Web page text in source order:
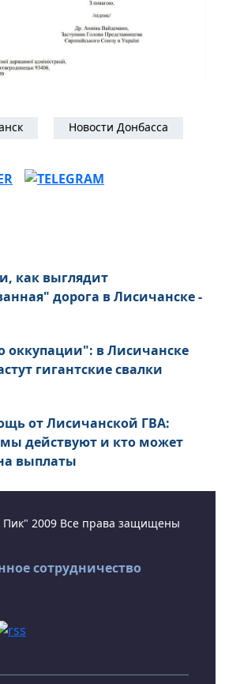
Новости Донбасса
как выглядит
дорога в Лисичанске -
оккупации": в Лисичанске
гигантские свалки
от Лисичанской ГВА:
действуют и кто может
выплаты
2009 Все права защищены
сотрудничество